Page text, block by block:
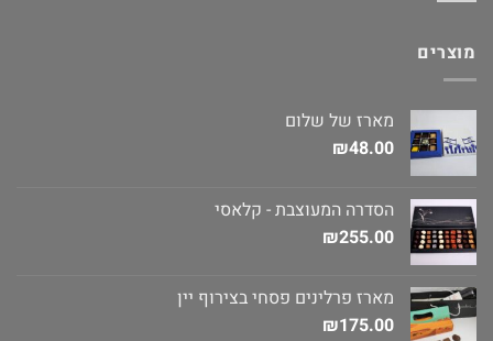
מוצרים
מארז של שלום
₪48.00
הסדרה המעוצבת - קלאסי
₪255.00
מארז פרלינים פסחי בצירוף יין
₪175.00